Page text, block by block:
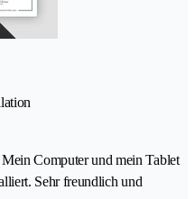
Computer und mein Tablet
Sehr freundlich und